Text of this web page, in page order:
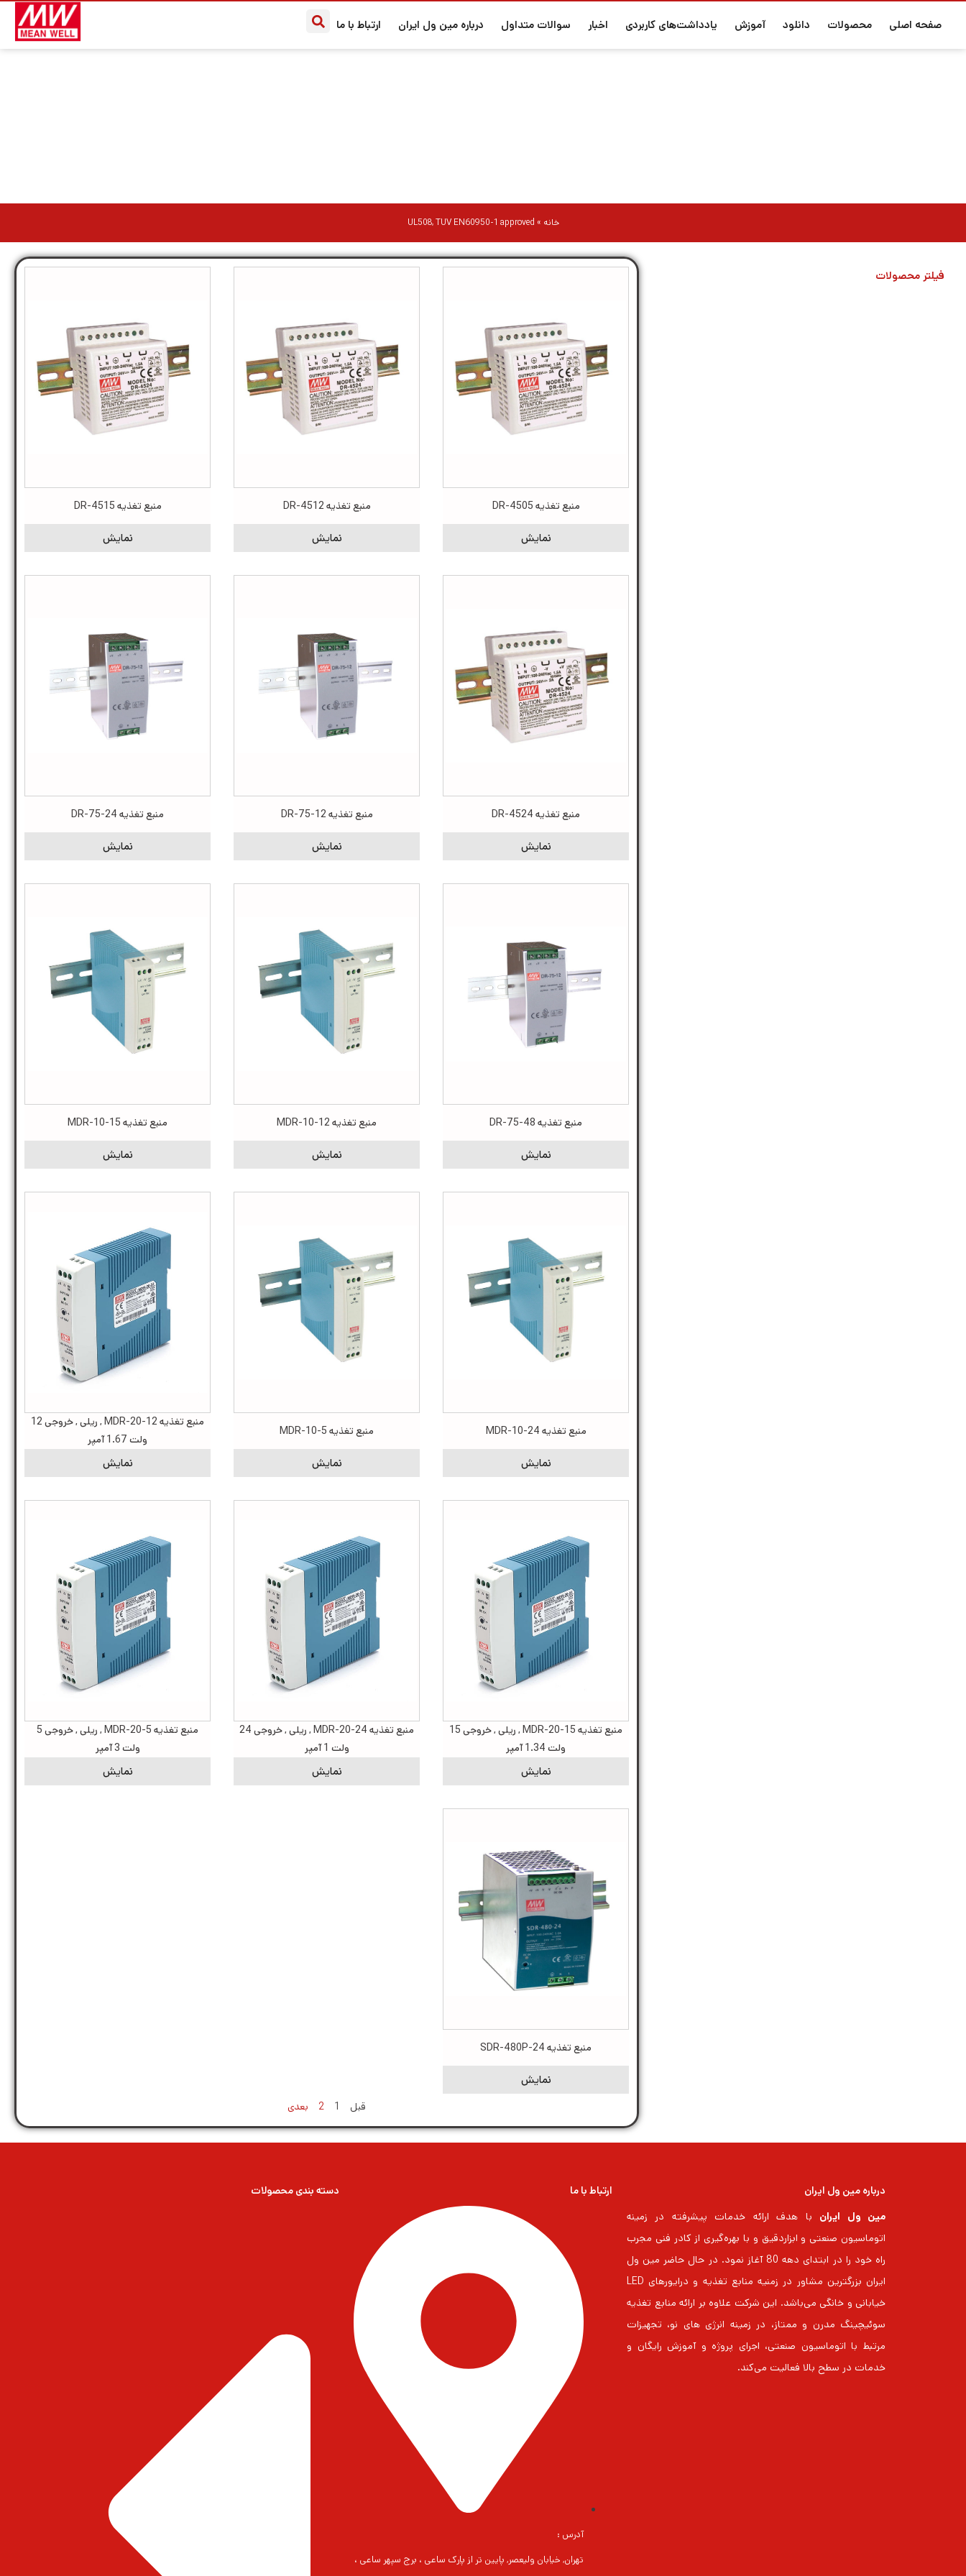
صفحه اصلی محصولات دانلود آموزش یادداشت‌های کاربردی اخبار سوالات متداول درباره مین ول ایران ارتباط با ما
خانه »
UL508, TUV EN60950-1 approved
فیلتر محصولات
منبع تغذیه DR-4505
نمایش
منبع تغذیه DR-4512
نمایش
منبع تغذیه DR-4515
نمایش
منبع تغذیه DR-4524
نمایش
منبع تغذیه DR-75-12
نمایش
منبع تغذیه DR-75-24
نمایش
منبع تغذیه DR-75-48
نمایش
منبع تغذیه MDR-10-12
نمایش
منبع تغذیه MDR-10-15
نمایش
منبع تغذیه MDR-10-24
نمایش
منبع تغذیه MDR-10-5
نمایش
منبع تغذیه MDR-20-12 , ریلی , خروجی 12
ولت 1.67 آمپر
نمایش
منبع تغذیه MDR-20-15 , ریلی , خروجی 15
ولت 1.34 آمپر
نمایش
منبع تغذیه MDR-20-24 , ریلی , خروجی 24
ولت 1 آمپر
نمایش
منبع تغذیه MDR-20-5 , ریلی , خروجی 5
ولت 3 آمپر
نمایش
منبع تغذیه SDR-480P-24
نمایش
قبل 1
2 بعدی
درباره مین ول ایران
مین ول ایران با هدف ارائه خدمات پیشرفته در زمینه
اتوماسیون صنعتی و ابزاردقیق و با بهره‌گیری از کادر فنی مجرب
راه خود را در ابتدای دهه 80 آغاز نمود. در حال حاضر مین ول
ایران بزرگترین مشاور در زمنیه منابع تغذیه و درایورهای LED
خیابانی و خانگی می‌باشد. این شرکت علاوه بر ارائه منابع تغذیه
سوئیچینگ مدرن و ممتاز، در زمینه انرژی های نو، تجهیزات
مرتبط با اتوماسیون صنعتی، اجرای پروژه و آموزش رایگان و
خدمات در سطح بالا فعالیت می‌کند.
ارتباط با ما
آدرس :
تهران, خیابان ولیعصر, پایین تر از پارک ساعی ، برج سپهر ساعی ،
دسته بندی محصولات